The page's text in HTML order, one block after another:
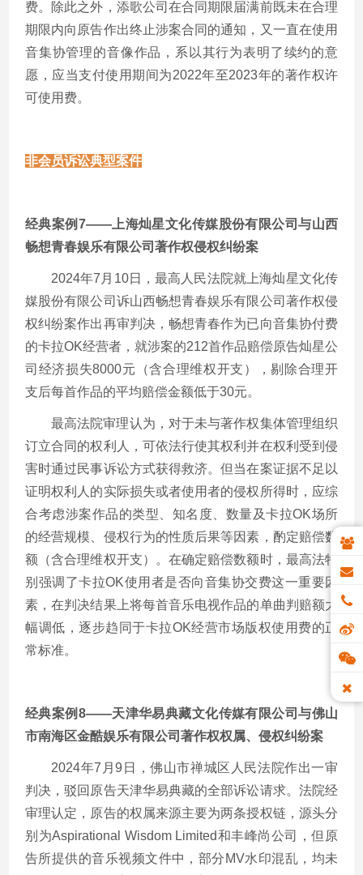
费。除此之外，添歌公司在合同期限届满前既未在合理
期限内向原告作出终止涉案合同的通知，又一直在使用
音集协管理的音像作品，系以其行为表明了续约的意
愿，应当支付使用期间为2022年至2023年的著作权许
可使用费。
非会员诉讼典型案件
经典案例7——上海灿星文化传媒股份有限公司与山西
畅想青春娱乐有限公司著作权侵权纠纷案
2024年7月10日，最高人民法院就上海灿星文化传
媒股份有限公司诉山西畅想青春娱乐有限公司著作权侵
权纠纷案作出再审判决，畅想青春作为已向音集协付费
的卡拉OK经营者，就涉案的212首作品赔偿原告灿星公
司经济损失8000元（含合理维权开支），剔除合理开
支后每首作品的平均赔偿金额低于30元。
最高法院审理认为，对于未与著作权集体管理组织
订立合同的权利人，可依法行使其权利并在权利受到侵
害时通过民事诉讼方式获得救济。但当在案证据不足以
证明权利人的实际损失或者使用者的侵权所得时，应综
合考虑涉案作品的类型、知名度、数量及卡拉OK场所
的经营规模、侵权行为的性质后果等因素，酌定赔偿数
额（含合理维权开支）。在确定赔偿数额时，最高法特
别强调了卡拉OK使用者是否向音集协交费这一重要因
素，在判决结果上将每首音乐电视作品的单曲判赔额大
幅调低，逐步趋同于卡拉OK经营市场版权使用费的正
常标准。
经典案例8——天津华易典藏文化传媒有限公司与佛山
市南海区金酷娱乐有限公司著作权权属、侵权纠纷案
2024年7月9日，佛山市禅城区人民法院作出一审
判决，驳回原告天津华易典藏的全部诉讼请求。法院经
审理认定，原告的权属来源主要为两条授权链，源头分
别为Aspirational Wisdom Limited和丰峰尚公司，但原
告所提供的音乐视频文件中，部分MV水印混乱，均未